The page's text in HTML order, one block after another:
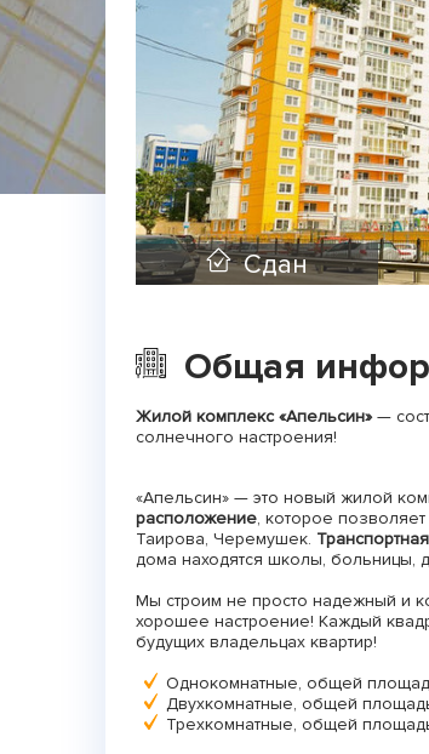
Сдан
Общая
Жилой комплекс «Апельсин»—
солнечного настроения!
«Апельсин» — это новый жилой
расположение, которое
Таирова, Черемушек.
дома находятся школы, больницы,
Мы строим не просто надежный и
хорошее настроение! Каждый
будущих владельцах квартир!
Однокомнатные, общей
Двухкомнатные, общей
Трехкомнатные, общей